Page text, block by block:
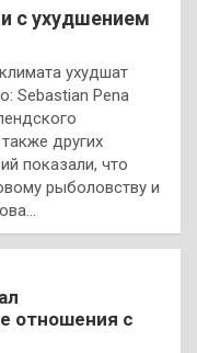
с ухудшением
ухудшат
Sebastian Pena
других
показали, что
рыболовству и
отношения с